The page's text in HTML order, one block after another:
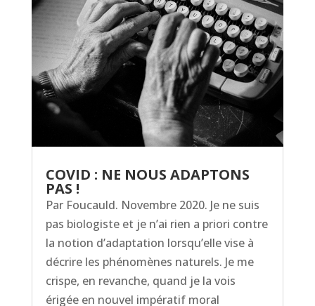
COVID : NE NOUS ADAPTONS
PAS !
Par Foucauld. Novembre 2020. Je ne suis
pas biologiste et je n’ai rien a priori contre
la notion d’adaptation lorsqu’elle vise à
décrire les phénomènes naturels. Je me
crispe, en revanche, quand je la vois
érigée en nouvel impératif moral